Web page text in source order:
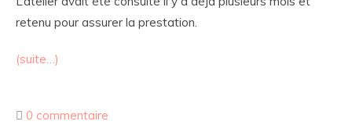
retenu pour assurer la prestation.
(suite…)
0 commentaire